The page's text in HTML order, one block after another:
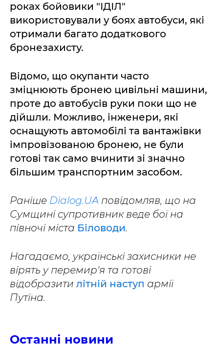
роках бойовики "ІДІЛ"
використовували у боях автобуси, які
отримали багато додаткового
бронезахисту.
Відомо, що окупанти часто
зміцнюють бронею цивільні машини,
проте до автобусів руки поки що не
дійшли. Можливо, інженери, які
оснащують автомобілі та вантажівки
імпровізованою бронею, не були
готові так само вчинити зі значно
більшим транспортним засобом.
Раніше Dialog.UA повідомляв, що на
Сумщині супротивник веде бої на
півночі міста Біловоди.
Нагадаємо, українські захисники не
вірять у перемир'я та готові
відобразити літній наступ армії
Путіна.
Останні новини